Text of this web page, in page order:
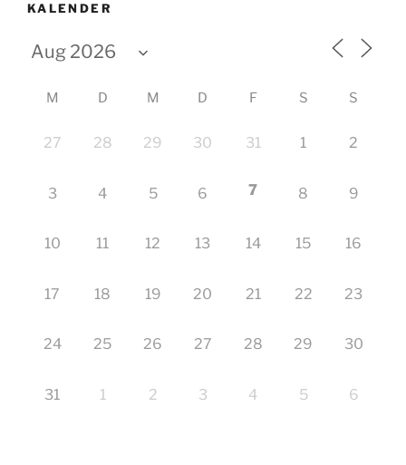
KALENDER
M D M D F S S
27 28 29 30 31 1 2
3 4 5 6 7 8 9
10 11 12 13 14 15 16
17 18 19 20 21 22 23
24 25 26 27 28 29 30
31 1 2 3 4 5 6